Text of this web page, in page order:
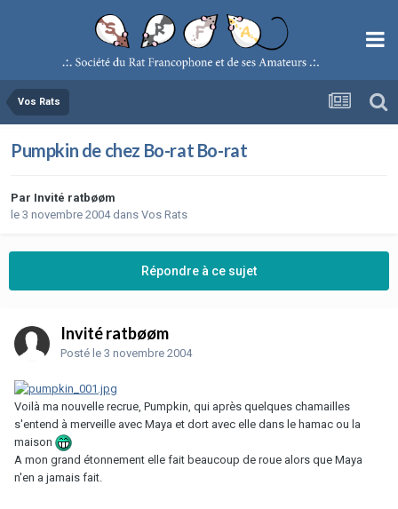
Vos Rats
Pumpkin de chez Bo-rat Bo-rat
Par Invité ratbøøm
le 3 novembre 2004dans Vos Rats
Répondre à ce sujet
Invité ratbøøm
Posté le 3 novembre 2004
Voilà ma nouvelle recrue, Pumpkin, qui après quelques chamailles
s'entend à merveille avec Maya et dort avec elle dans le hamac ou la
maison
A mon grand étonnement elle fait beaucoup de roue alors que Maya
n'en a jamais fait.